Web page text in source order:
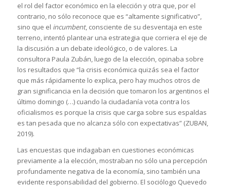
el rol del factor económico en la elección y otra que, por el
contrario, no sólo reconoce que es “altamente significativo”,
sino que el incumbent, consciente de su desventaja en este
terreno, intentó plantear una estrategia que corriera el eje de
la discusión a un debate ideológico, o de valores. La
consultora Paula Zubán, luego de la elección, opinaba sobre
los resultados que “la crisis económica quizás sea el factor
que más rápidamente lo explica, pero hay muchos otros de
gran significancia en la decisión que tomaron los argentinos el
último domingo (…) cuando la ciudadanía vota contra los
oficialismos es porque la crisis que carga sobre sus espaldas
es tan pesada que no alcanza sólo con expectativas” (ZUBAN,
2019).
Las encuestas que indagaban en cuestiones económicas
previamente a la elección, mostraban no sólo una percepción
profundamente negativa de la economía, sino también una
evidente responsabilidad del gobierno. El sociólogo Quevedo